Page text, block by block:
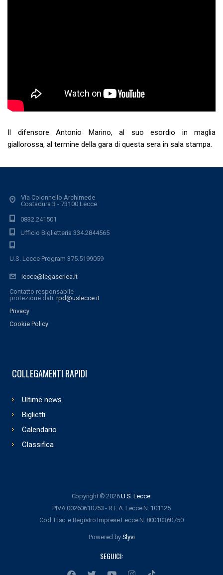
Il difensore Antonio Marino, al suo esordio in maglia
giallorossa, al termine della gara di questa sera in sala stampa.
Via Colonnello Archimede
Costadura 3 - 73100 Lecce
0832.241501
Ufficio Biglietteria 334.2844565
U.S. Lecce Program 375.5199059
lecce@legaseriea.it
Contatto responsabile
protezione dati: rpd@uslecce.it
Privacy
Cookie Policy
COLLEGAMENTI RAPIDI
Ultime news
Biglietti
Calendario
Classifica
Copyright © 2026U.S. Lecce.
P.IVA 00260610753 - R.E.A. Lecce N. 101125
Cod. Fisc. e Registro Imprese Lecce N. 80010360750
Powered by Slyvi
SEGUICI: